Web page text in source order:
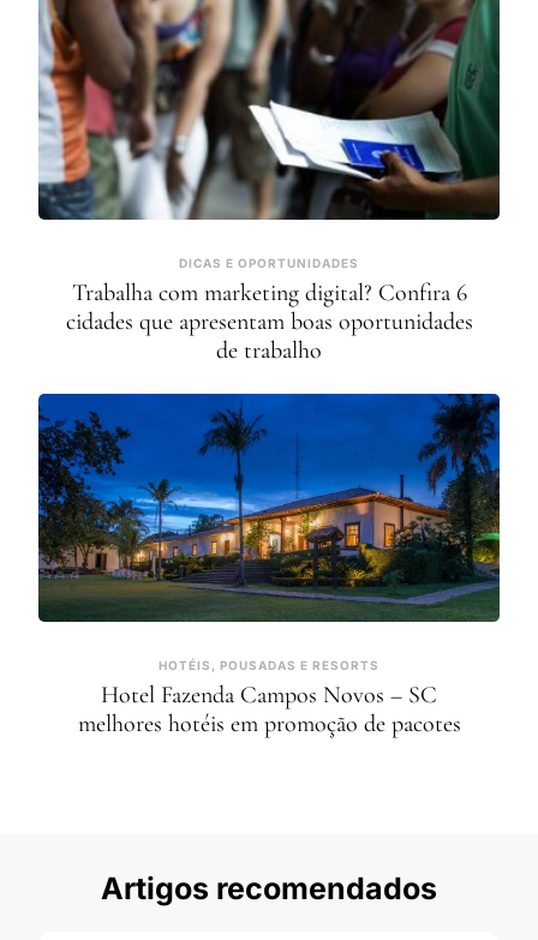
DICAS E OPORTUNIDADES
Trabalha com marketing digital? Confira 6
cidades que apresentam boas oportunidades
de trabalho
HOTÉIS, POUSADAS E RESORTS
Hotel Fazenda Campos Novos – SC
melhores hotéis em promoção de pacotes
Artigos recomendados